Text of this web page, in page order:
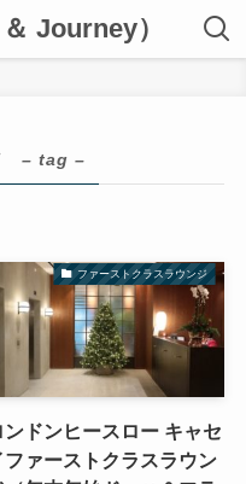
Journey）
– tag –
ファーストクラスラウンジ
ンドンヒースロー キャセ
ファーストクラスラウン